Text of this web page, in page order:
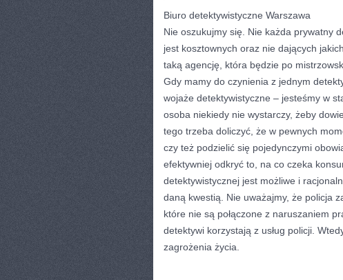
Biuro detektywistyczne Warszawa
Nie oszukujmy się. Nie każda prywatny
jest kosztownych oraz nie dających
taką agencję, która będzie po
Gdy mamy do czynienia z jednym
wojaże detektywistyczne – jesteśmy w
osoba niekiedy nie wystarczy, żeby
tego trzeba doliczyć, że w pewnych
czy też podzielić się pojedynczymi
efektywniej odkryć to, na co czeka
detektywistycznej jest możliwe i
daną kwestią. Nie uważajmy, że policja
które nie są połączone z naruszaniem
detektywi korzystają z usług policji.
zagrożenia życia.